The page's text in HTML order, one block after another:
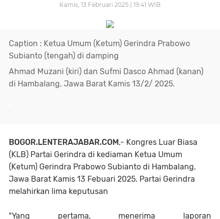
Kamis, 13 Februari 2025 | 19:41 WIB
Caption : Ketua Umum (Ketum) Gerindra Prabowo
Subianto (tengah) di damping
Ahmad Muzani (kiri) dan Sufmi Dasco Ahmad (kanan)
di Hambalang, Jawa Barat Kamis 13/2/ 2025.
.
BOGOR.LENTERAJABAR.COM,- Kongres Luar Biasa
(KLB) Partai Gerindra di kediaman Ketua Umum
(Ketum) Gerindra Prabowo Subianto di Hambalang,
Jawa Barat Kamis 13 Febuari 2025. Partai Gerindra
melahirkan lima keputusan
"Yang pertama, menerima laporan